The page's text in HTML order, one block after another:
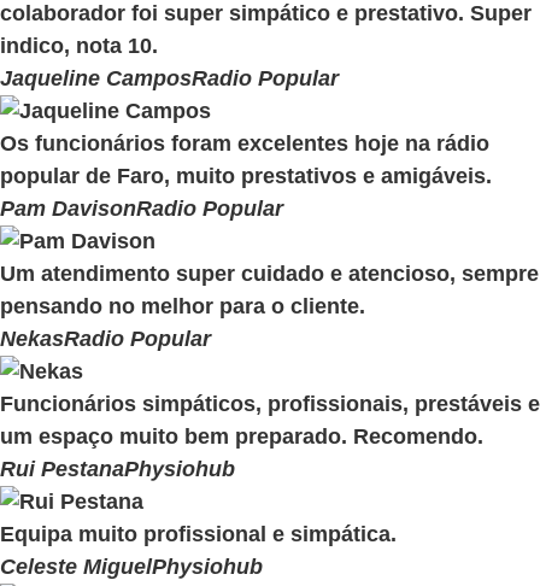
colaborador foi super simpático e prestativo. Super
indico, nota 10.
Jaqueline CamposRadio Popular
Os funcionários foram excelentes hoje na rádio
popular de Faro, muito prestativos e amigáveis.
Pam DavisonRadio Popular
Um atendimento super cuidado e atencioso, sempre
pensando no melhor para o cliente.
NekasRadio Popular
Funcionários simpáticos, profissionais, prestáveis e
um espaço muito bem preparado. Recomendo.
Rui PestanaPhysiohub
Equipa muito profissional e simpática.
Celeste MiguelPhysiohub